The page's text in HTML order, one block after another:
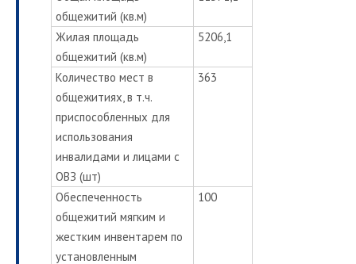
общежитий (кв.м)
Жилая площадь
общежитий (кв.м)
5206,1
Количество мест в
общежитиях, в т.ч.
приспособленных для
использования
инвалидами и лицами с
ОВЗ (шт)
363
Обеспеченность
общежитий мягким и
жестким инвентарем по
установленным
100